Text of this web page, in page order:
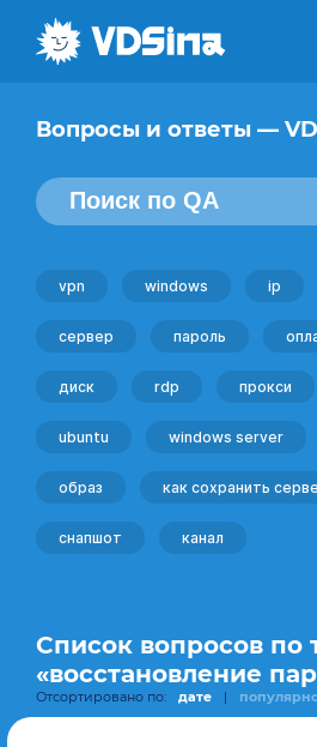
Вопросы и ответы —
vpn windows ip
сервер пароль
диск rdp прокси
ubuntu windows server
образ как сохранить
снапшот канал
Список вопросов по
«восстановление
Отсортировано по: дате |